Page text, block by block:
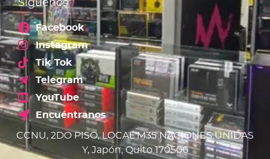
Síguenos
Facebook
Instagram
Tik Tok
Telegram
YouTube
Encuéntranos
CCNU, 2DO PISO, LOCAL M35 NACIONES UNIDAS
Y, Japón, Quito 170506